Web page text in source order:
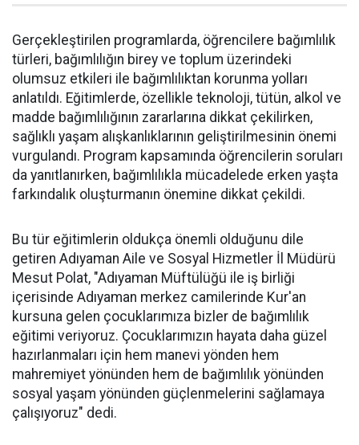
Gerçekleştirilen programlarda, öğrencilere bağımlılık
türleri, bağımlılığın birey ve toplum üzerindeki
olumsuz etkileri ile bağımlılıktan korunma yolları
anlatıldı. Eğitimlerde, özellikle teknoloji, tütün, alkol ve
madde bağımlılığının zararlarına dikkat çekilirken,
sağlıklı yaşam alışkanlıklarının geliştirilmesinin önemi
vurgulandı. Program kapsamında öğrencilerin soruları
da yanıtlanırken, bağımlılıkla mücadelede erken yaşta
farkındalık oluşturmanın önemine dikkat çekildi.
Bu tür eğitimlerin oldukça önemli olduğunu dile
getiren Adıyaman Aile ve Sosyal Hizmetler İl Müdürü
Mesut Polat, "Adıyaman Müftülüğü ile iş birliği
içerisinde Adıyaman merkez camilerinde Kur'an
kursuna gelen çocuklarımıza bizler de bağımlılık
eğitimi veriyoruz. Çocuklarımızın hayata daha güzel
hazırlanmaları için hem manevi yönden hem
mahremiyet yönünden hem de bağımlılık yönünden
sosyal yaşam yönünden güçlenmelerini sağlamaya
çalışıyoruz" dedi.